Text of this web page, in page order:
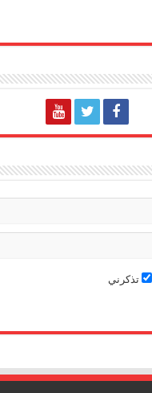
تذكرني